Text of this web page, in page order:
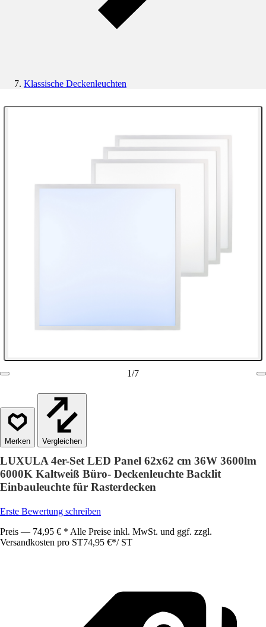
Klassische Deckenleuchten
1/7
Vergleichen
LUXULA 4er-Set LED Panel 62x62 cm 36W 3600lm
6000K Kaltweiß Büro- Deckenleuchte Backlit
Einbauleuchte für Rasterdecken
Erste Bewertung schreiben
Preis — 74,95 € * Alle Preise inkl. MwSt. und ggf. zzgl.
Versandkosten pro ST74,95 €*/ ST